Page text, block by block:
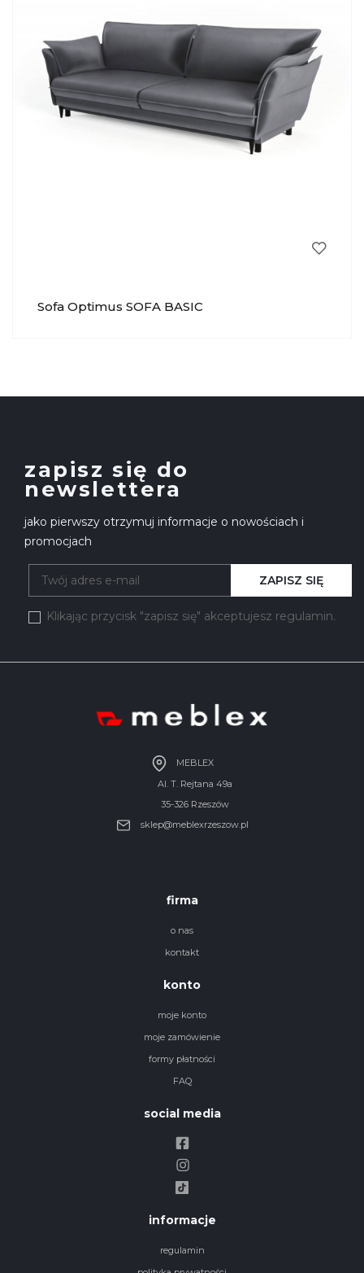
Sofa Optimus SOFA BASIC
zapisz się do
newslettera
jako pierwszy otrzymuj informacje o nowościach i
promocjach
Klikając przycisk "zapisz się" akceptujesz regulamin.
ZAPISZ SIĘ
MEBLEX
Al. T. Rejtana 49a
35-326 Rzeszów
sklep@meblexrzeszow.pl
firma
o nas
kontakt
konto
moje konto
moje zamówienie
formy płatności
FAQ
social media
informacje
regulamin